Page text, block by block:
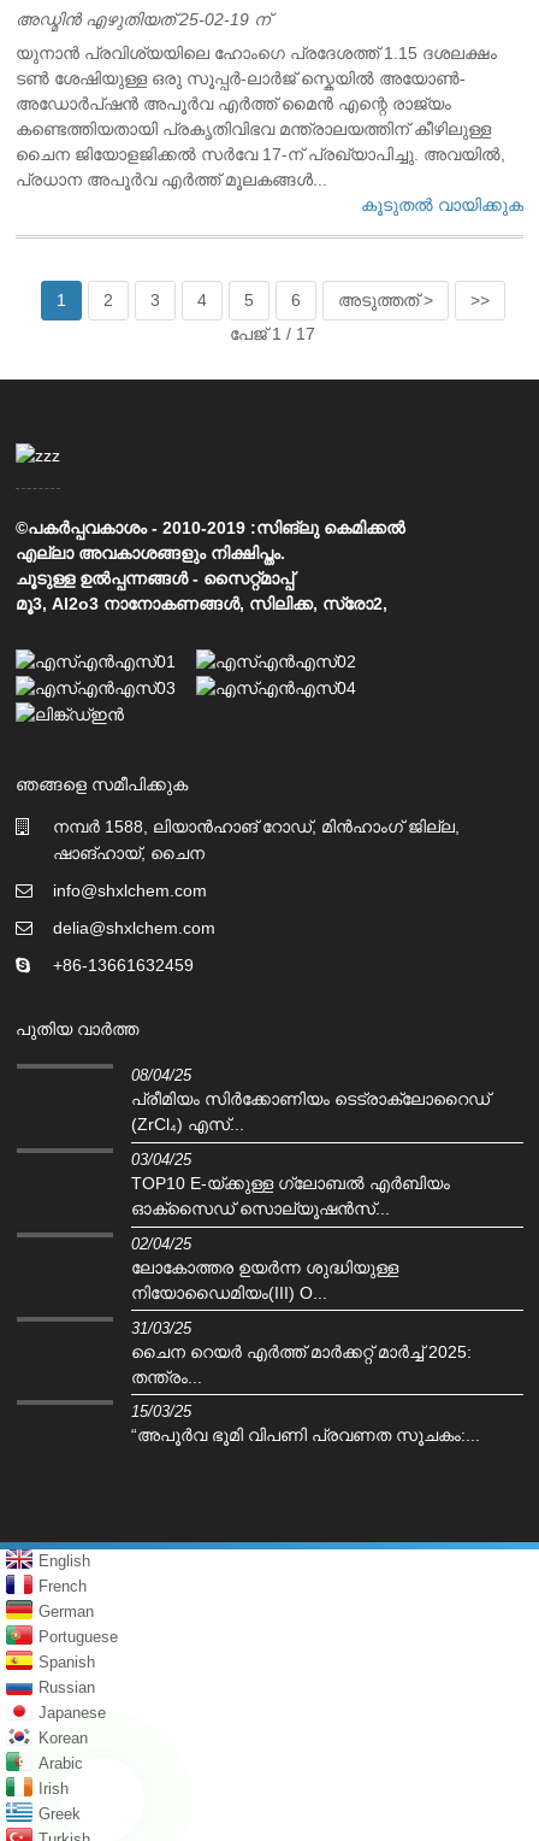
അഡ്മിൻ എഴുതിയത് 25-02-19 ന്
യുനാൻ പ്രവിശ്യയിലെ ഹോംഗെ പ്രദേശത്ത് 1.15 ദശലക്ഷം
ടൺ ശേഷിയുള്ള ഒരു സൂപ്പർ-ലാർജ് സ്കെയിൽ അയോൺ-
അഡോർപ്ഷൻ അപൂർവ എർത്ത് മൈൻ എന്റെ രാജ്യം
കണ്ടെത്തിയതായി പ്രകൃതിവിഭവ മന്ത്രാലയത്തിന് കീഴിലുള്ള
ചൈന ജിയോളജിക്കൽ സർവേ 17-ന് പ്രഖ്യാപിച്ചു. അവയിൽ,
പ്രധാന അപൂർവ എർത്ത് മൂലകങ്ങൾ...
കൂടുതൽ വായിക്കുക
1 2 3 4 5 6 അടുത്തത് >
>>
പേജ് 1 / 17
©പകർപ്പവകാശം - 2010-2019 :സിങ്ലു കെമിക്കൽ
എല്ലാ അവകാശങ്ങളും നിക്ഷിപ്തം.
ചൂടുള്ള ഉൽപ്പന്നങ്ങൾ- സൈറ്റ്മാപ്പ്
മൂ3,Al2o3 നാനോകണങ്ങൾ, സിലിക്ക, സ്രോ2,
ഞങ്ങളെ സമീപിക്കുക
നമ്പർ 1588, ലിയാൻഹാങ് റോഡ്, മിൻഹാംഗ് ജില്ല,
ഷാങ്ഹായ്, ചൈന
info@shxlchem.com
delia@shxlchem.com
+86-13661632459
പുതിയ വാർത്ത
08/04/25
പ്രീമിയം സിർക്കോണിയം ടെട്രാക്ലോറൈഡ്
(ZrCl₄) എസ്...
03/04/25
TOP10 E-യ്‌ക്കുള്ള ഗ്ലോബൽ എർബിയം
ഓക്‌സൈഡ് സൊല്യൂഷൻസ്...
02/04/25
ലോകോത്തര ഉയർന്ന ശുദ്ധിയുള്ള
നിയോഡൈമിയം(III) O...
31/03/25
ചൈന റെയർ എർത്ത് മാർക്കറ്റ് മാർച്ച് 2025:
തന്ത്രം...
15/03/25
“അപൂർവ ഭൂമി വിപണി പ്രവണത സൂചകം:...
English
French
German
Portuguese
Spanish
Russian
Japanese
Korean
Arabic
Irish
Greek